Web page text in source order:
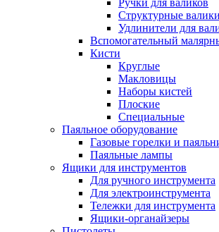
Ручки для валиков
Структурные валики
Удлинители для
Вспомогательный
Кисти
Круглые
Макловицы
Наборы кистей
Плоские
Специальные
Паяльное оборудование
Газовые горелки и
Паяльные лампы
Ящики для инструментов
Для ручного инструмента
Для электроинструмента
Тележки для инструмента
Ящики-органайзеры